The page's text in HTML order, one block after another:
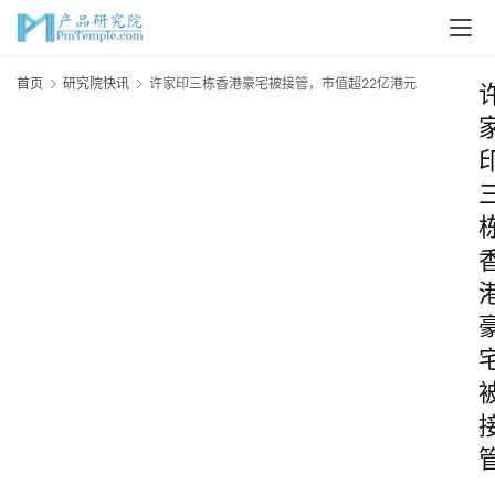
首页 研究院快讯 许家印三栋香港豪宅被接管，市值超22亿港元